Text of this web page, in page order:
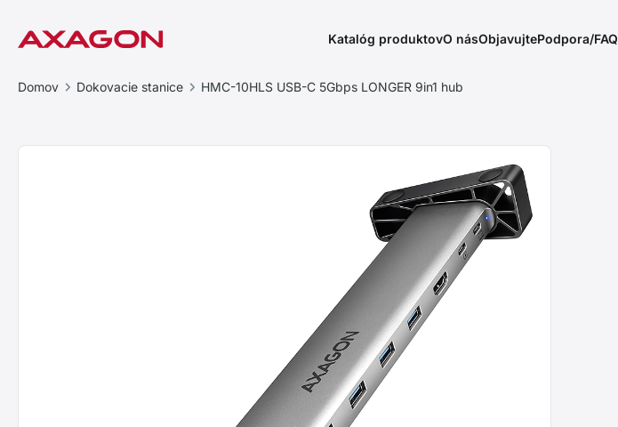
Katalóg produktovO násObjavujtePodpora/FAQ
Domov Dokovacie stanice HMC-10HLS USB-C 5Gbps LONGER 9in1 hub